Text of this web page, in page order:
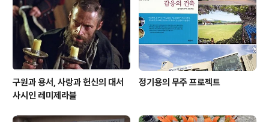
택보다 단독주택에 거주하고 있는 분들에게 더 부담을 주
려는 생각을 하고 있다. 그동안 단독주택지역의 음식물 쓰
레기를 분리수거 해야 한다는 지적이 많았다...
구원과 용서, 사랑과 헌신의 대서
사시인 레미제라블
정기용의 무주 프로젝트